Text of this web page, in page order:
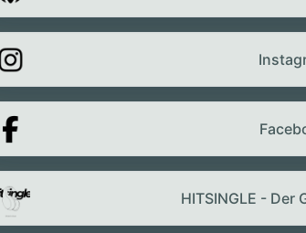
HITSINGLE - Der